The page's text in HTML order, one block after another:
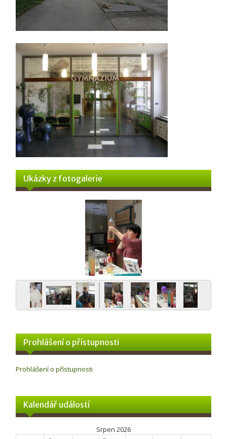
Ukázky z fotogalerie
Prohlášení o přístupnosti
Prohlášení o přístupnosti
Kalendář událostí
Srpen 2026